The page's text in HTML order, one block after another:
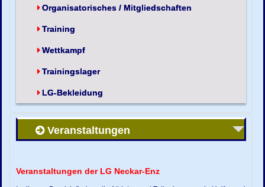
Organisatorisches / Mitgliedschaften
Training
Wettkampf
Trainingslager
LG-Bekleidung
Veranstaltungen
Veranstaltungen der LG Neckar-Enz